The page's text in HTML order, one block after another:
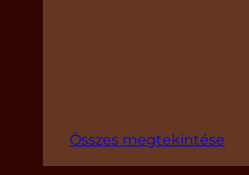
Összes megtekintése